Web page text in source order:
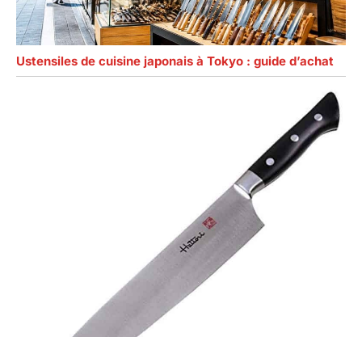
Ustensiles de cuisine japonais à Tokyo : guide d’achat